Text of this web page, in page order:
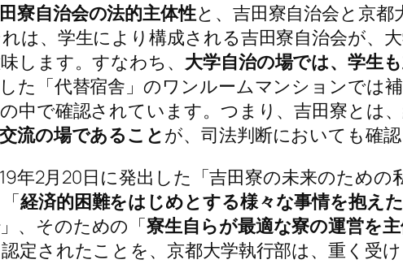
寮自治会の法的主体性と、吉田寮自治会と京
は、学生により構成される吉田寮自治会が、
します。すなわち、 大学自治の場では、学生
た「代替宿舎」のワンルームマンションでは
中で確認されています。つまり、吉田寮とは、
流の場であることが、司法判断においても確認
年2月20日に発出した「吉田寮の未来のための
経済的困難をはじめとする様々な事情を抱え
」、そのための「寮生自らが最適な寮の運営を
定されたことを、京都大学執行部は、重く受